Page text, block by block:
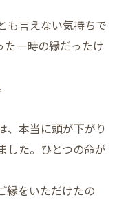
も言えない気持ちで
た一時の縁だったけ
、本当に頭が下がり
した。ひとつの命が
縁をいただけたの